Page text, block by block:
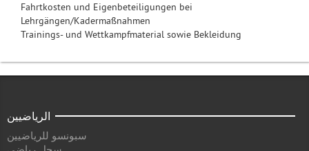
Fahrtkosten und Eigenbeteiligungen bei
Lehrgängen/Kadermaßnahmen
Trainings- und Wettkampfmaterial sowie Bekleidung
الرياضيين
سبونسو للرياضيين